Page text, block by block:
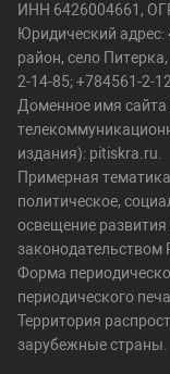
ИНН 6426004661,
Юридический адрес:
район, село
2-14-85; +784561-2-
Доменное имя
издания): pitiskra.ru.
Примерная
политическое,
освещение развития
законодательством
Форма
периодического
Территория
зарубежные страны.